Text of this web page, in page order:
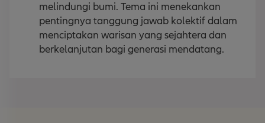
melindungi bumi. Tema ini menekankan
pentingnya tanggung jawab kolektif dalam
menciptakan warisan yang sejahtera dan
berkelanjutan bagi generasi mendatang.